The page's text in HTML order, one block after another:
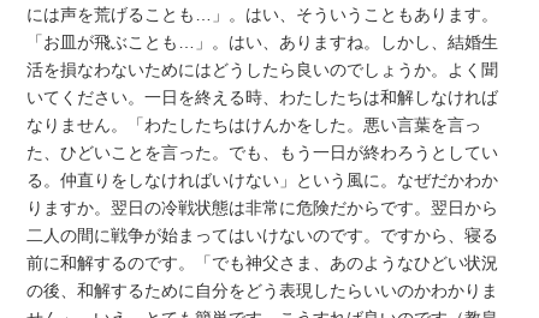
には声を荒げることも…」。はい、そういうこともあります。
「お皿が飛ぶことも…」。はい、ありますね。しかし、結婚生
活を損なわないためにはどうしたら良いのでしょうか。よく聞
いてください。一日を終える時、わたしたちは和解しなければ
なりません。「わたしたちはけんかをした。悪い言葉を言っ
た、ひどいことを言った。でも、もう一日が終わろうとしてい
る。仲直りをしなければいけない」という風に。なぜだかわか
りますか。翌日の冷戦状態は非常に危険だからです。翌日から
二人の間に戦争が始まってはいけないのです。ですから、寝る
前に和解するのです。「でも神父さま、あのようなひどい状況
の後、和解するために自分をどう表現したらいいのかわかりま